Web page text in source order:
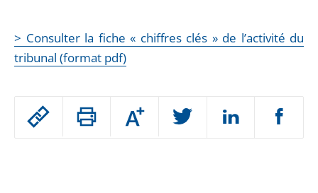
Passer
Augmenter
ou
> Consulter la fiche « chiffres clés » de l’activité du
tribunal (format pdf)